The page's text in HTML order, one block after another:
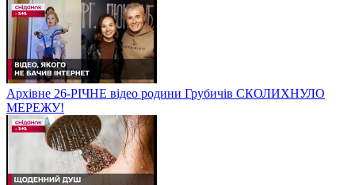
Архівне 26-РІЧНЕ відео родини Грубичів СКОЛИХНУЛО
МЕРЕЖУ!